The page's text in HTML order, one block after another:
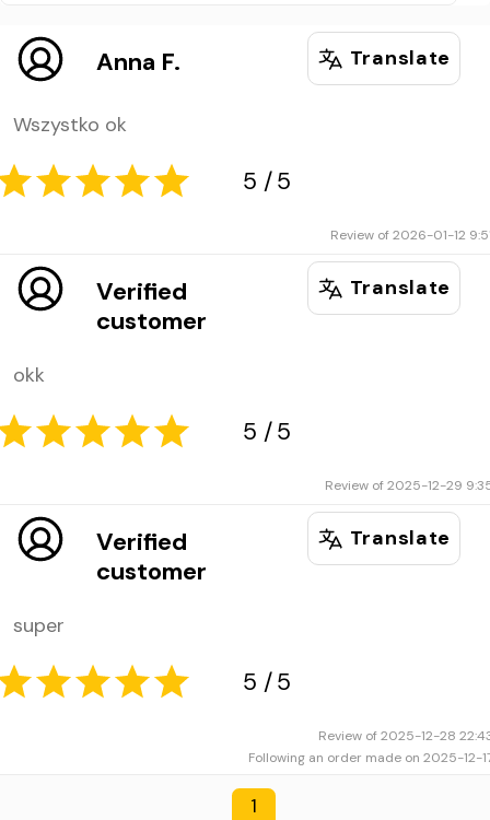
Anna F. Translate
Wszystko ok
5
Review of 2026-01-12
Verified
customer
Translate
okk
Review of 2025-12-29
Verified
customer
Translate
super
Review of 2025-12-28
Following an order made on 2025-12-
1